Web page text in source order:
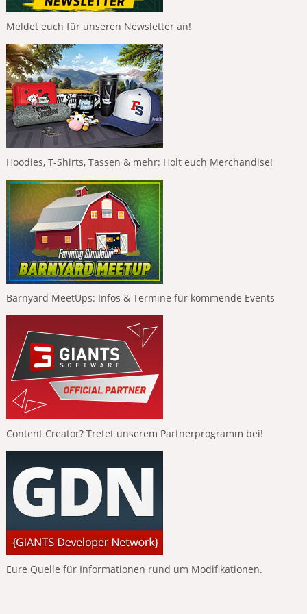
Meldet euch für unseren Newsletter an!
Hoodies, T-Shirts, Tassen & mehr: Holt euch Merchandise!
Barnyard MeetUps: Infos & Termine für kommende Events
Content Creator? Tretet unserem Partnerprogramm bei!
Eure Quelle für Informationen rund um Modifikationen.